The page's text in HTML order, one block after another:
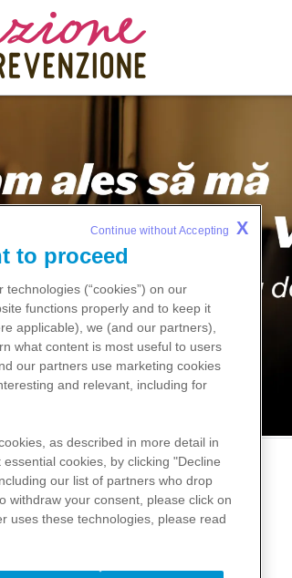
ușor prin picături
to proceed
(“cookies”) on our
functions properly and to keep it
applicable), we (and our partners),
what content is most useful to users
our partners use marketing cookies
and relevant, including for
as described in more detail in
cookies, by clicking "Decline
our list of partners who drop
withdraw your consent, please click on
uses these technologies, please read
Continue without Accepting X